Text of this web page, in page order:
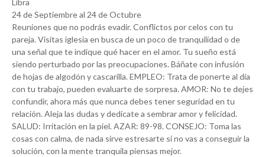
Libra
24 de Septiembre al 24 de Octubre
Reuniones que no podrás evadir. Conflictos por celos con tu
pareja. Visitas iglesia en busca de un poco de tranquilidad o de
una señal que te indique qué hacer en el amor. Tu sueño está
siendo perturbado por las preocupaciones. Báñate con infusión
de hojas de algodón y cascarilla. EMPLEO: Trata de ponerte al día
con tu trabajo, pueden evaluarte de sorpresa. AMOR: No te dejes
confundir, ahora más que nunca debes tener seguridad en tu
relación. Aleja las dudas y dedícate a sembrar amor y felicidad.
SALUD: Irritación en la piel. AZAR: 89-98. CONSEJO: Toma las
cosas con calma, de nada sirve estresarte si no vas a conseguir la
solución, con la mente tranquila piensas mejor.